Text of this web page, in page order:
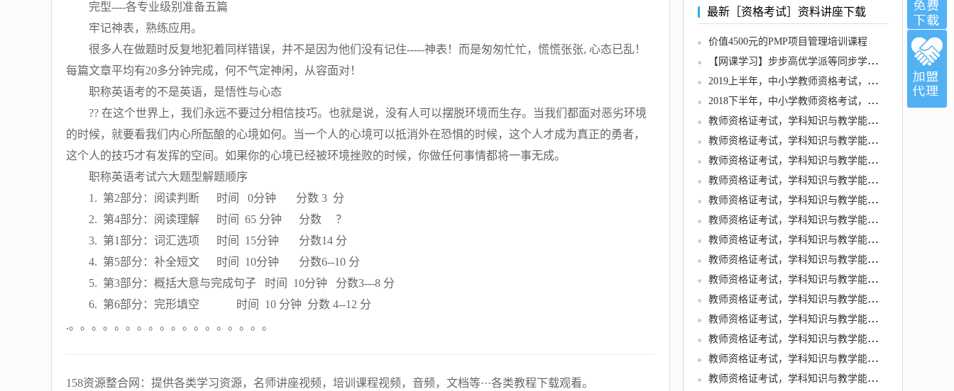
完型----各专业级别准备五篇
牢记神表，熟练应用。
很多人在做题时反复地犯着同样错误，并不是因为他们没有记住-----神表！而是匆匆忙忙，慌慌张张, 心态已乱！
每篇文章平均有20多分钟完成，何不气定神闲，从容面对！
职称英语考的不是英语，是悟性与心态
?? 在这个世界上，我们永远不要过分相信技巧。也就是说，没有人可以摆脱环境而生存。当我们都面对恶劣环境
的时候，就要看我们内心所酝酿的心境如何。当一个人的心境可以抵消外在恐惧的时候，这个人才成为真正的勇者，
这个人的技巧才有发挥的空间。如果你的心境已经被环境挫败的时候，你做任何事情都将一事无成。
职称英语考试六大题型解题顺序
1. 第2部分：阅读判断 时间 0分钟 分数 3 分
2. 第4部分：阅读理解 时间 65 分钟 分数 ？
3. 第1部分：词汇选项 时间 15分钟 分数14 分
4. 第5部分：补全短文 时间 10分钟 分数6--10 分
5. 第3部分：概括大意与完成句子 时间 10分钟 分数3---8 分
6. 第6部分：完形填空 时间 10 分钟 分数 4--12 分
.。。。。。。。。。。。。。。。。。。
158资源整合网：提供各类学习资源，名师讲座视频，培训课程视频，音频，文档等···各类教程下载观看。
最新［资格考试］资料讲座下载
价值4500元的PMP项目管理培训课程
【网课学习】步步高优学派等同步学习软件集合程序软件
2019上半年，中小学教师资格考试，各学科知识与教学能力试题
2018下半年，中小学教师资格考试，各学科知识与教学能力试题
教师资格证考试，学科知识与教学能力 (初中语文)
教师资格证考试，学科知识与教学能力 (初中英语)
教师资格证考试，学科知识与教学能力 (初中音乐)
教师资格证考试，学科知识与教学能力 (初中信息技术)
教师资格证考试，学科知识与教学能力 (初中物理)
教师资格证考试，学科知识与教学能力 (初中体育与健康)
教师资格证考试，学科知识与教学能力 (初中数学)
教师资格证考试，学科知识与教学能力 (初中生物)
教师资格证考试，学科知识与教学能力 (初中美术)
教师资格证考试，学科知识与教学能力 (初中历史)
教师资格证考试，学科知识与教学能力 (初中化学)
教师资格证考试，学科知识与教学能力 (初中地理)
教师资格证考试，学科知识与教学能力 (高中语文)
教师资格证考试，学科知识与教学能力 (高中英语)